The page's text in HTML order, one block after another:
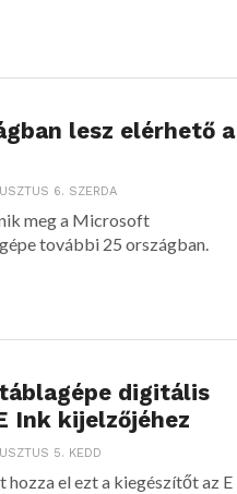
lesz elérhető a
6. SZERDA
meg a Microsoft
további 25 országban.
digitális
Ink kijelzőjéhez
5. KEDD
hozza el ezt a kiegészítőt az E